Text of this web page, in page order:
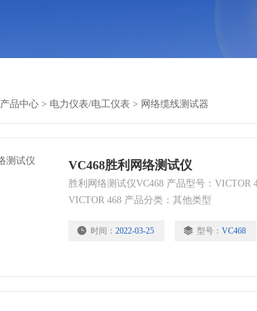
产品中心 > 电力仪表/电工仪表 > 网络缆线测试器
VC468胜利网络测试仪
胜利网络测试仪VC468 产品型号：VICTOR
VICTOR 468 产品分类：其他类型
时间： 2022-03-25 型号： VC468